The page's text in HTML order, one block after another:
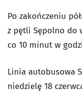
Po zakończeniu
z pętli Sępolno do
co 10 minut w
Linia autobusowa
niedzielę 18